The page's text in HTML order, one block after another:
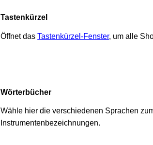
Tastenkürzel
Öffnet dasTastenkürzel-Fenster, um alle
Wörterbücher
Wähle hier die verschiedenen Sprachen
Instrumentenbezeichnungen.